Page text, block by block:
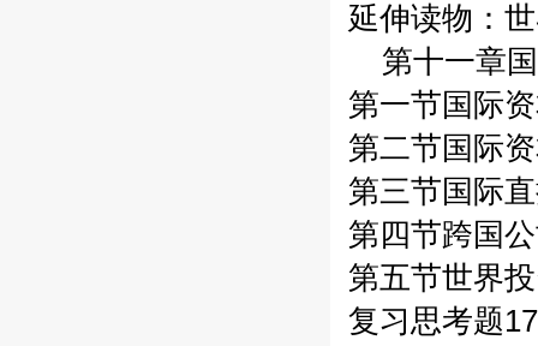
延伸读物：
第十一章
第一节国际
第二节国际
第三节国际
第四节跨国
第五节世界
复习思考题